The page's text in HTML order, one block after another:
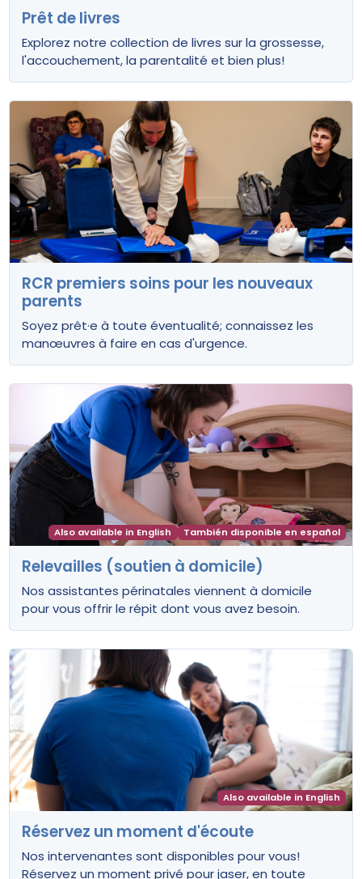
Prêt de livres
Explorez notre collection de livres sur la grossesse,
l'accouchement, la parentalité et bien plus!
RCR premiers soins pour les nouveaux
parents
Soyez prêt·e à toute éventualité; connaissez les
manœuvres à faire en cas d'urgence.
Also available in English También disponible en español
Relevailles (soutien à domicile)
Nos assistantes périnatales viennent à domicile
pour vous offrir le répit dont vous avez besoin.
Also available in English
Réservez un moment d'écoute
Nos intervenantes sont disponibles pour vous!
Réservez un moment privé pour jaser, en toute